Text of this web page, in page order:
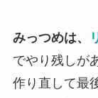
みっつめは、
でやり残しが
作り直して最